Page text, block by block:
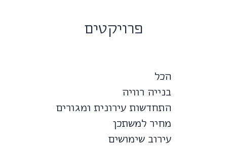
פרויקטים
הכל
בנייה רוויה
התחדשות עירונית ומגורים
מחיר למשתכן
עירוב שימושים